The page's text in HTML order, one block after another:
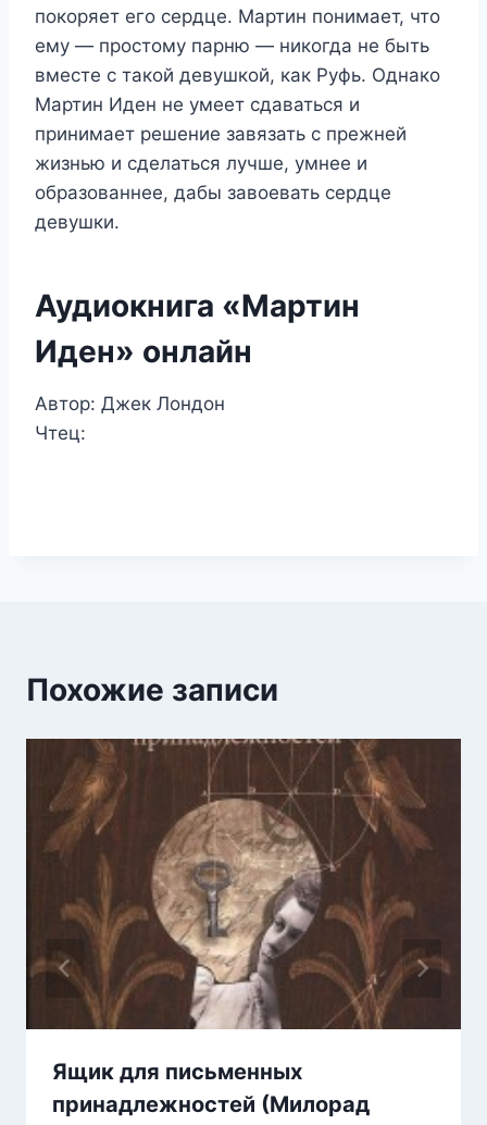
покоряет его сердце. Мартин понимает, что
ему — простому парню — никогда не быть
вместе с такой девушкой, как Руфь. Однако
Мартин Иден не умеет сдаваться и
принимает решение завязать с прежней
жизнью и сделаться лучше, умнее и
образованнее, дабы завоевать сердце
девушки.
Аудиокнига «Мартин
Иден» онлайн
Автор: Джек Лондон
Чтец:
Похожие записи
Ящик для письменных
принадлежностей (Милорад